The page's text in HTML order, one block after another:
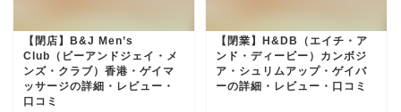
【閉店】B&J Men’s
Club（ビーアンドジェイ・メ
ンズ・クラブ）香港・ゲイマ
ッサージの詳細・レビュー・
口コミ
【閉業】H&DB（エイチ・ア
ンド・ディービー）カンボジ
ア・シュリムアップ・ゲイバ
ーの詳細・レビュー・口コミ